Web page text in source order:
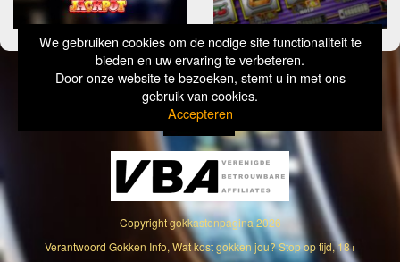
We gebruiken cookies om de nodige site functionaliteit te
bieden en uw ervaring te verbeteren.
Door onze website te bezoeken, stemt u in met ons
gebruik van cookies.
Accepteren
Copyrightgokkastenpagina2026
Verantwoord Gokken Info, Wat kost gokken jou? Stop op tijd, 18+